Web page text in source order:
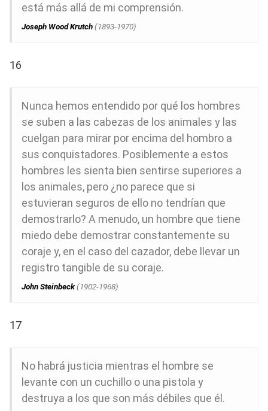
está más allá de mi comprensión.
Joseph Wood Krutch(1893-1970)
16
Nunca hemos entendido por qué los hombres
se suben a las cabezas de los animales y las
cuelgan para mirar por encima del hombro a
sus conquistadores. Posiblemente a estos
hombres les sienta bien sentirse superiores a
los animales, pero ¿no parece que si
estuvieran seguros de ello no tendrían que
demostrarlo? A menudo, un hombre que tiene
miedo debe demostrar constantemente su
coraje y, en el caso del cazador, debe llevar un
registro tangible de su coraje.
John Steinbeck(1902-1968)
17
No habrá justicia mientras el hombre se
levante con un cuchillo o una pistola y
destruya a los que son más débiles que él.